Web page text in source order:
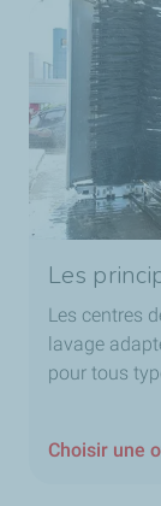
Les
Les centres
lavage
pour tous
Choisir une